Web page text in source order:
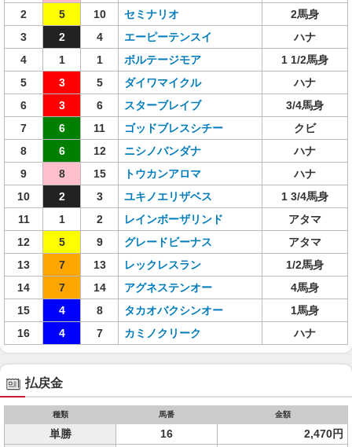
2
5 10 セミナリオ
2馬身
3
2 4 エーピーテンスイ
ハナ
4
1 1 ボルテージモア
1 1/2馬身
5
3 5 ダイワマイクル
ハナ
6
3 6 スターブレイブ
3/4馬身
7
6 11 ゴッドブレスシチー
クビ
8
6 12 ニシノバンダナ
ハナ
9
8 15 トウカンアロマ
ハナ
10
2 3 ユキノエリザベス
1 3/4馬身
11
1 2 レインボーザリンド
アタマ
12
5 9 グレードビーナス
アタマ
13
7 13 レックレスラン
1/2馬身
14
7 14 アグネステンオー
4馬身
15
4 8 タカオバクシンオー
1馬身
16
4 7 カミノクリーク ハナ
払戻金
種類 馬番 金額
単勝 16 2,470円